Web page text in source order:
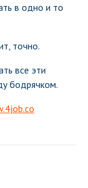
в одно и то
точно.
все эти
бодрячком.